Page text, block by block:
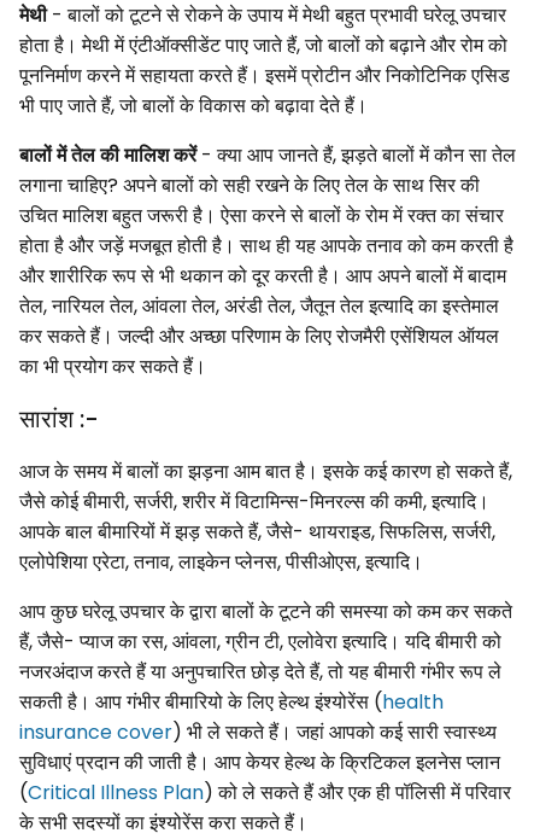
मेथी- बालों को टूटने से रोकने के उपाय में मेथी बहुत प्रभावी घरेलू उपचार
होता है। मेथी में एंटीऑक्सीडेंट पाए जाते हैं, जो बालों को बढ़ाने और रोम को
पूननिर्माण करने में सहायता करते हैं। इसमें प्रोटीन और निकोटिनिक एसिड
भी पाए जाते हैं, जो बालों के विकास को बढ़ावा देते हैं।
बालों में तेल की मालिश करें- क्या आप जानते हैं, झड़ते बालों में कौन सा तेल
लगाना चाहिए? अपने बालों को सही रखने के लिए तेल के साथ सिर की
उचित मालिश बहुत जरूरी है। ऐसा करने से बालों के रोम में रक्त का संचार
होता है और जड़ें मजबूत होती है। साथ ही यह आपके तनाव को कम करती है
और शारीरिक रूप से भी थकान को दूर करती है। आप अपने बालों में बादाम
तेल, नारियल तेल, आंवला तेल, अरंडी तेल, जैतून तेल इत्यादि का इस्तेमाल
कर सकते हैं। जल्दी और अच्छा परिणाम के लिए रोजमैरी एसेंशियल ऑयल
का भी प्रयोग कर सकते हैं।
सारांश :-
आज के समय में बालों का झड़ना आम बात है। इसके कई कारण हो सकते हैं,
जैसे कोई बीमारी, सर्जरी, शरीर में विटामिन्स-मिनरल्स की कमी, इत्यादि।
आपके बाल बीमारियों में झड़ सकते हैं, जैसे- थायराइड, सिफलिस, सर्जरी,
एलोपेशिया एरेटा, तनाव, लाइकेन प्लेनस, पीसीओएस, इत्यादि।
आप कुछ घरेलू उपचार के द्वारा बालों के टूटने की समस्या को कम कर सकते
हैं, जैसे- प्याज का रस, आंवला, ग्रीन टी, एलोवेरा इत्यादि। यदि बीमारी को
नजरअंदाज करते हैं या अनुपचारित छोड़ देते हैं, तो यह बीमारी गंभीर रूप ले
सकती है। आप गंभीर बीमारियो के लिए हेल्थ इंश्योरेंस (health
insurance cover) भी ले सकते हैं। जहां आपको कई सारी स्वास्थ्य
सुविधाएं प्रदान की जाती है। आप केयर हेल्थ के क्रिटिकल इलनेस प्लान
(Critical Illness Plan) को ले सकते हैं और एक ही पॉलिसी में परिवार
के सभी सदस्यों का इंश्योरेंस करा सकते हैं।